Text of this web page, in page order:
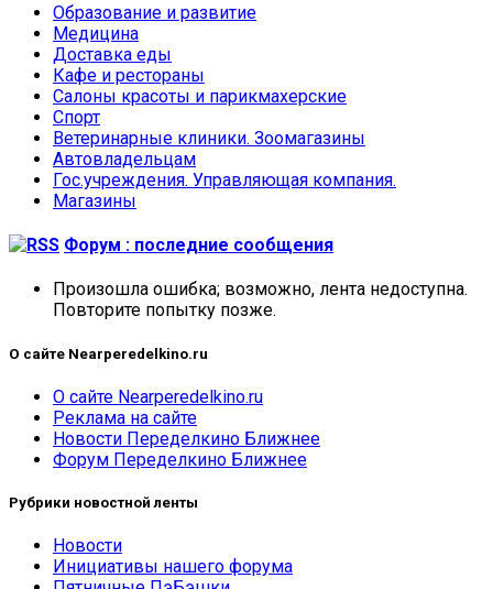
Образование и развитие
Медицина
Доставка еды
Кафе и рестораны
Салоны красоты и парикмахерские
Спорт
Ветеринарные клиники. Зоомагазины
Автовладельцам
Гос.учреждения. Управляющая компания.
Магазины
Форум : последние сообщения
Произошла ошибка; возможно, лента недоступна.
Повторите попытку позже.
О сайте Nearperedelkino.ru
О сайте Nearperedelkino.ru
Реклама на сайте
Новости Переделкино Ближнее
Форум Переделкино Ближнее
Рубрики новостной ленты
Новости
Инициативы нашего форума